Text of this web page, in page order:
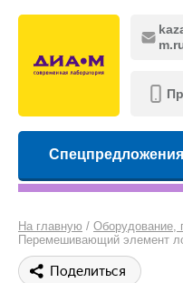
Спецпредложения
На главную / Оборудование,
Перемешивающий элемент
Поделиться